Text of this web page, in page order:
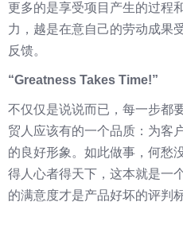
更多的是享受项目产生的过程
力，越是在意自己的劳动成果
反馈。
“Greatness Takes Time!”
不仅仅是说说而已，每一步都
贸人应该有的一个品质：为客
的良好形象。如此做事，何愁
得人心者得天下，这本就是一
的满意度才是产品好坏的评判标